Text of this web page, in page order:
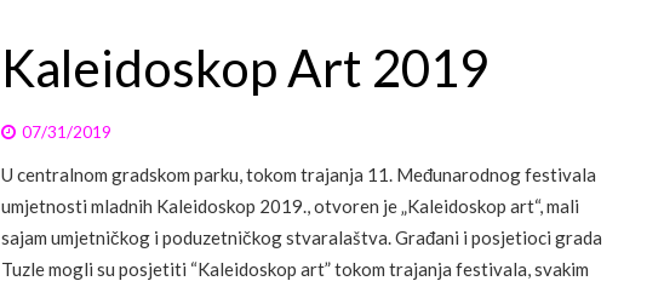
Kaleidoskop Art 2019
07/31/2019
U centralnom gradskom parku, tokom trajanja 11. Međunarodnog festivala
umjetnosti mladnih Kaleidoskop 2019., otvoren je „Kaleidoskop art“, mali
sajam umjetničkog i poduzetničkog stvaralaštva. Građani i posjetioci grada
Tuzle mogli su posjetiti “Kaleidoskop art” tokom trajanja festivala, svakim